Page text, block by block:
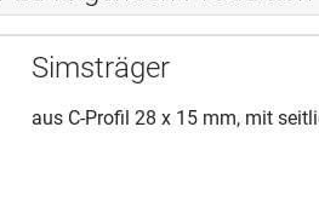
Simsträger
aus C-Profil 28 x 15 mm, mit